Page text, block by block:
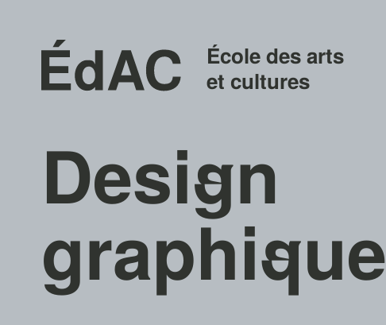
École des arts
et cultures
Design
graphique